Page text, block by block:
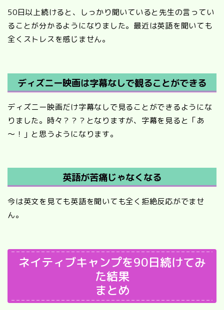
50日以上続けると、しっかり聞いていると先生の言ってい
ることが分かるようになりました。最近は英語を聞いても
全くストレスを感じません。
ディズニー映画は字幕なしで観ることができる
ディズニー映画だけ字幕なしで見ることができるようにな
りました。時々？？？となりますが、字幕を見ると「あ
～！」と思うようになります。
英語が苦痛じゃなくなる
今は英文を見ても英語を聞いても全く拒絶反応がでませ
ん。
ネイティブキャンプを90日続けてみ
た結果
まとめ